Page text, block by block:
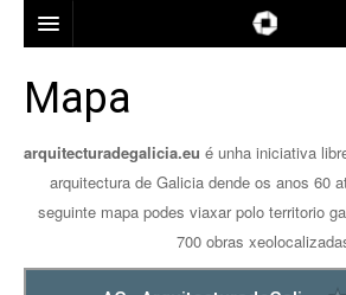
LOCALIZACIÓN
LUGO
OURENSE
ANOS 1960
ANOS 1970
USOS
PREMIOS
Mapa
arquitecturadegalicia.eu é unha iniciativa
arquitectura de Galicia dende os anos 60
seguinte mapa podes viaxar polo territorio
700 obras